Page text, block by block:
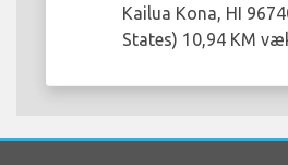
Kailua Kona, HI
States) 10,94 KM